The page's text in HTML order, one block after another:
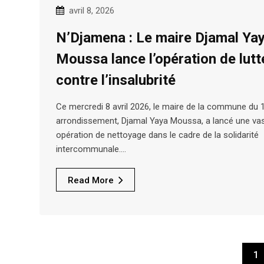
avril 8, 2026
N’Djamena : Le maire Djamal
Moussa lance l’opération de
contre l’insalubrité
Ce mercredi 8 avril 2026, le maire de la commune du
arrondissement, Djamal Yaya Moussa, a lancé une
opération de nettoyage dans le cadre de la solidarité
intercommunale.…
Read More
1